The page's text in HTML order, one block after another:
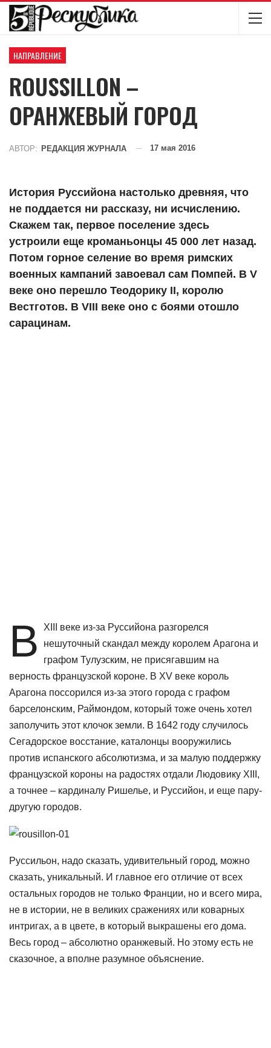
НАПРАВЛЕНИЕ
ROUSSILLON –
ОРАНЖЕВЫЙ ГОРОД
АВТОР: РЕДАКЦИЯ ЖУРНАЛА 17 мая 2016
История Руссийона настолько древняя, что
не поддается ни рассказу, ни исчислению.
Скажем так, первое поселение здесь
устроили еще кроманьонцы 45 000 лет назад.
Потом горное селение во время римских
военных кампаний завоевал сам Помпей. В V
веке оно перешло Теодорику II, королю
Вестготов. В VIII веке оно с боями отошло
сарацинам.
В
XIII веке из-за Руссийона разгорелся
нешуточный скандал между королем Арагона и
графом Тулузским, не присягавшим на
верность французской короне. В XV веке король
Арагона поссорился из-за этого города с графом
барселонским, Раймондом, который тоже очень хотел
заполучить этот клочок земли. В 1642 году случилось
Сегадорское восстание, каталонцы вооружились
против испанского абсолютизма, и за малую поддержку
французской короны на радостях отдали Людовику XIII,
а точнее – кардиналу Ришелье, и Руссийон, и еще пару-
другую городов.
Руссильон, надо сказать, удивительный город, можно
сказать, уникальный. И главное его отличие от всех
остальных городов не только Франции, но и всего мира,
не в истории, не в великих сражениях или коварных
интригах, а в цвете, в который выкрашены его дома.
Весь город – абсолютно оранжевый. Но этому есть не
сказочное, а вполне разумное объяснение.